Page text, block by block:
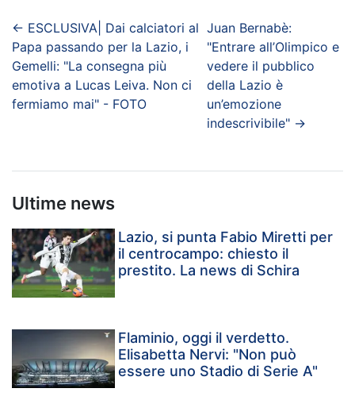
← ESCLUSIVA| Dai calciatori al
Papa passando per la Lazio, i
Gemelli: "La consegna più
emotiva a Lucas Leiva. Non ci
fermiamo mai" - FOTO
Juan Bernabè:
"Entrare all’Olimpico e
vedere il pubblico
della Lazio è
un’emozione
indescrivibile"→
Ultime news
Lazio, si punta Fabio Miretti per
il centrocampo: chiesto il
prestito. La news di Schira
Flaminio, oggi il verdetto.
Elisabetta Nervi: "Non può
essere uno Stadio di Serie A"